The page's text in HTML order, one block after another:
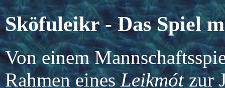
Sköfuleikr - Das Spiel
Von einem
Rahmen einesLeikmótzur